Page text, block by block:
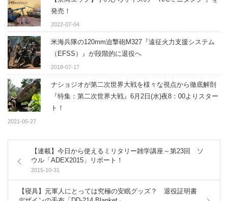
発売！
2022-07-04
米海兵隊の120mm迫撃砲M327『遠征火力支援システム
（EFSS）』が段階的に退役へ
2018-07-17
ナショジオが第二次世界大戦を様々な視点から徹底解剖
『特集：第二次世界大戦』6月2日(水)夜8：00よりスター
ト！
2021-05-27
【連載】今日から使えるミリタリー雑学講座～第23回 ソ
ウル「ADEX2015」リポート！
2015-10-31
【寝具】元軍人にとっては究極の安眠グッズ？ 退役証明書